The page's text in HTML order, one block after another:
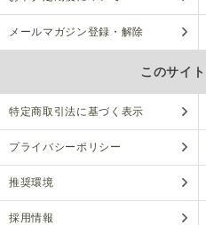
メールマガジン登録・解除
このサイ
特定商取引法に基づく表示
プライバシーポリシー
推奨環境
採用情報